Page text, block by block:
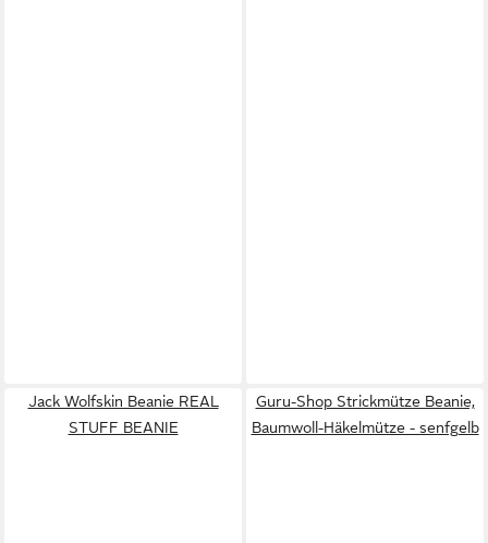
Jack Wolfskin Beanie REAL
STUFF BEANIE
Guru-Shop Strickmütze Beanie,
Baumwoll-Häkelmütze - senfgelb